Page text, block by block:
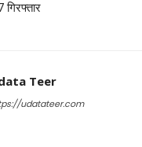
गिरफ्तार
Teer
udatateer.com